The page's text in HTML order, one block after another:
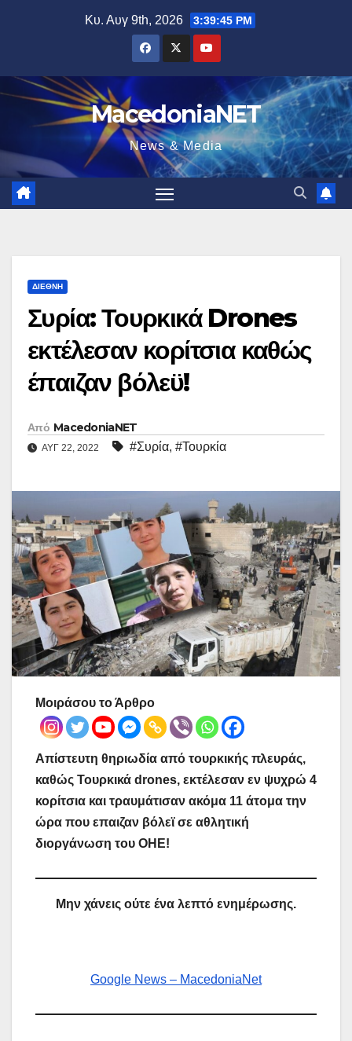
Κυ. Αυγ 9th, 2026 3:39:45 PM
MacedoniaNET
News & Media
ΔΙΕΘΝΉ
Συρία: Τουρκικά Drones
εκτέλεσαν κορίτσια καθώς
έπαιζαν βόλεϋ!
Από MacedoniaNET
ΑΥΓ 22, 2022 #Συρία, #Τουρκία
Μοιράσου το Άρθρο
Απίστευτη θηριωδία από τουρκικής πλευράς,
καθώς Τουρκικά drones, εκτέλεσαν εν ψυχρώ 4
κορίτσια και τραυμάτισαν ακόμα 11 άτομα την
ώρα που επαιζαν βόλεϊ σε αθλητική
διοργάνωση του ΟΗΕ!
Μην χάνεις ούτε ένα λεπτό ενημέρωσης.
Google News – MacedoniaNet